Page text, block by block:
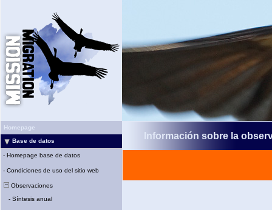
Homepage
Base de datos
- Homepage base de datos
- Condiciones de uso del sitio web
Observaciones
- Síntesis anual
Información sobre la